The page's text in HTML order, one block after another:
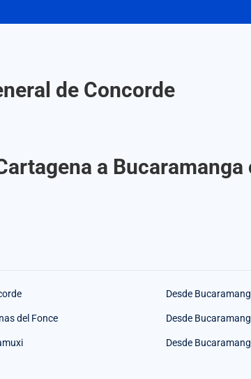
de Concorde
a
Desde
del Fonce Desde
Desde